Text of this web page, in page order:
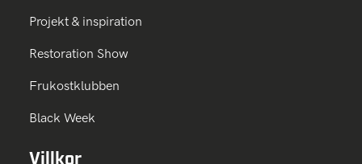
Projekt & inspiration
Restoration Show
Frukostklubben
Black Week
Villkor